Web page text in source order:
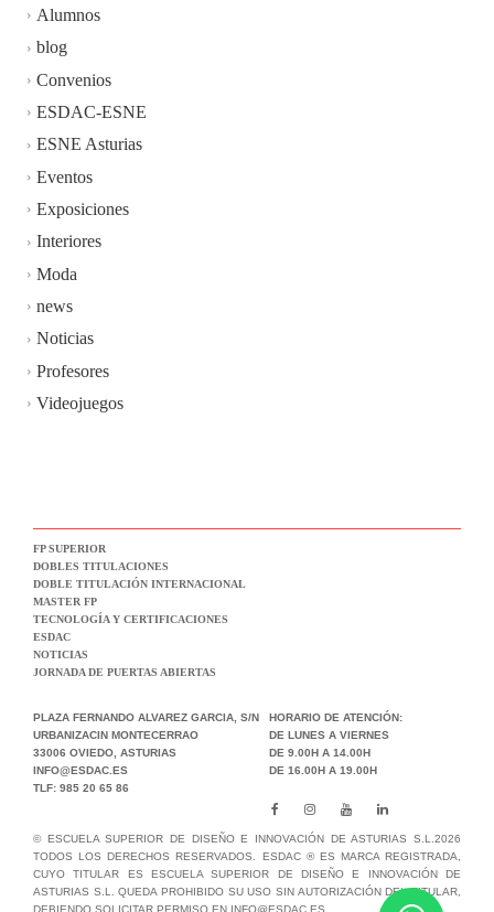
Alumnos
blog
Convenios
ESDAC-ESNE
ESNE Asturias
Eventos
Exposiciones
Interiores
Moda
news
Noticias
Profesores
Videojuegos
FP SUPERIOR
DOBLES TITULACIONES
DOBLE TITULACIÓN INTERNACIONAL
MASTER FP
TECNOLOGÍA Y CERTIFICACIONES
ESDAC
NOTICIAS
JORNADA DE PUERTAS ABIERTAS
PLAZA FERNANDO ALVAREZ GARCIA, S/N
URBANIZACIN MONTECERRAO
33006 OVIEDO, ASTURIAS
INFO@ESDAC.ES
TLF: 985 20 65 86
HORARIO DE ATENCIÓN:
DE LUNES A VIERNES
DE 9.00H A 14.00H
DE 16.00H A 19.00H
© ESCUELA SUPERIOR DE DISEÑO E INNOVACIÓN DE ASTURIAS S.L.2026
TODOS LOS DERECHOS RESERVADOS. ESDAC ® ES MARCA REGISTRADA,
CUYO TITULAR ES ESCUELA SUPERIOR DE DISEÑO E INNOVACIÓN DE
ASTURIAS S.L. QUEDA PROHIBIDO SU USO SIN AUTORIZACIÓN DEL TITULAR,
DEBIENDO SOLICITAR PERMISO EN INFO@ESDAC.ES